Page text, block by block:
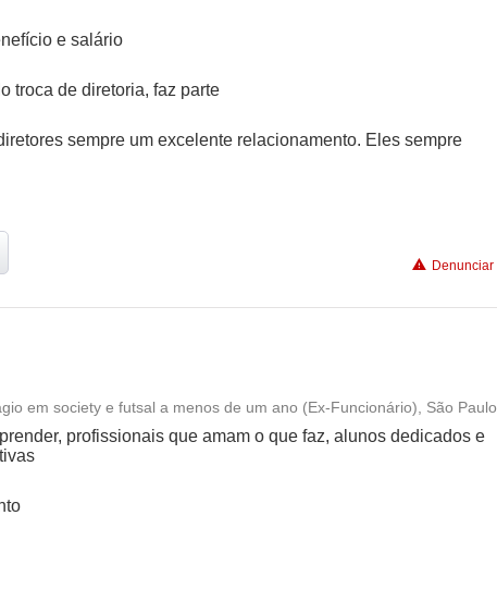
Benefícios
Recomenda a diretoria
e salário
troca de diretoria, faz parte
sempre um excelente relacionamento. Eles sempre
Denunciar
Conciliação com a vida familiar
em society e futsal a menos de um ano (Ex-Funcionário), São Paulo
profissionais que amam o que faz, alunos dedicados e